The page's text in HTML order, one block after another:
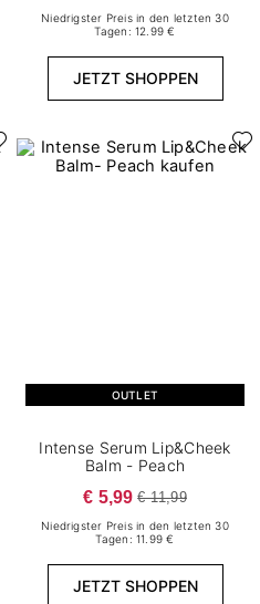
Niedrigster Preis in den letzten 30
Tagen: 12.99 €
JETZT SHOPPEN
OUTLET
Intense Serum Lip&Cheek
Balm - Peach
€ 5,99 € 11,99
Niedrigster Preis in den letzten 30
Tagen: 11.99 €
JETZT SHOPPEN